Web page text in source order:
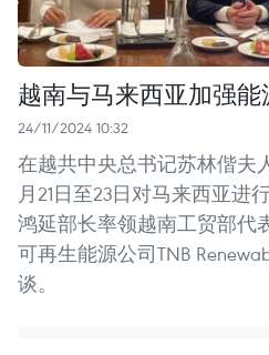
越南与马来西亚加强
24/11/2024 10:32
在越共中央总书记苏林偕夫
月21日至23日对马来西亚进
鸿延部长率领越南工贸部代
可再生能源公司TNB
谈。